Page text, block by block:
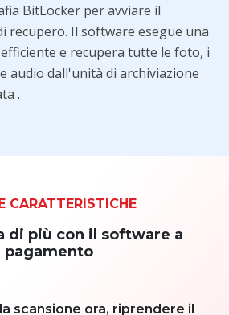
BitLocker per avviare il
recupero. Il software esegue una
e recupera tutte le foto, i
audio dall'unità di archiviazione
.
CARATTERISTICHE
di più con il software a
pagamento
scansione ora, riprendere il